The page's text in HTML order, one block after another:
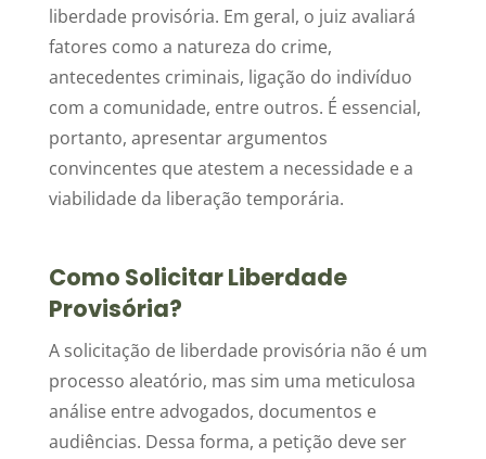
liberdade provisória. Em geral, o juiz avaliará
fatores como a natureza do crime,
antecedentes criminais, ligação do indivíduo
com a comunidade, entre outros. É essencial,
portanto, apresentar argumentos
convincentes que atestem a necessidade e a
viabilidade da liberação temporária.
Como Solicitar Liberdade
Provisória?
A solicitação de liberdade provisória não é um
processo aleatório, mas sim uma meticulosa
análise entre advogados, documentos e
audiências. Dessa forma, a petição deve ser